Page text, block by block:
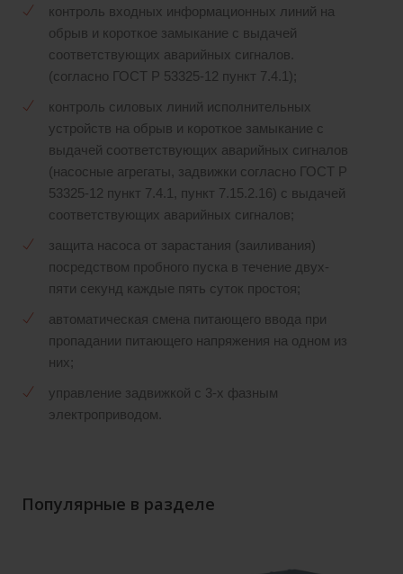
контроль входных информационных линий на
обрыв и короткое замыкание с выдачей
соответствующих аварийных сигналов.
(согласно ГОСТ Р 53325-12 пункт 7.4.1);
контроль силовых линий исполнительных
устройств на обрыв и короткое замыкание с
выдачей соответствующих аварийных сигналов
(насосные агрегаты, задвижки согласно ГОСТ Р
53325-12 пункт 7.4.1, пункт 7.15.2.16) с выдачей
соответствующих аварийных сигналов;
защита насоса от зарастания (заиливания)
посредством пробного пуска в течение двух-
пяти секунд каждые пять суток простоя;
автоматическая смена питающего ввода при
пропадании питающего напряжения на одном из
них;
управление задвижкой с 3-х фазным
электроприводом.
Популярные в разделе